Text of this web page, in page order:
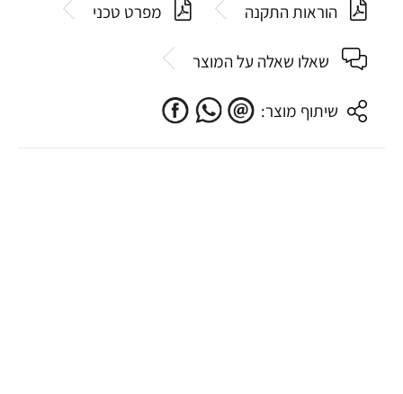
הוראות התקנה מפרט טכני
שאלו שאלה על המוצר
שיתוף מוצר: